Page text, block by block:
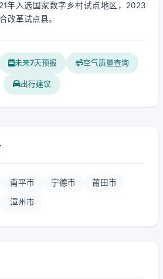
年入选国家数字乡村试点地区，2023
改革试点县。
未来7天预报 空气质量查询
出行建议
南平市 宁德市 莆田市
漳州市